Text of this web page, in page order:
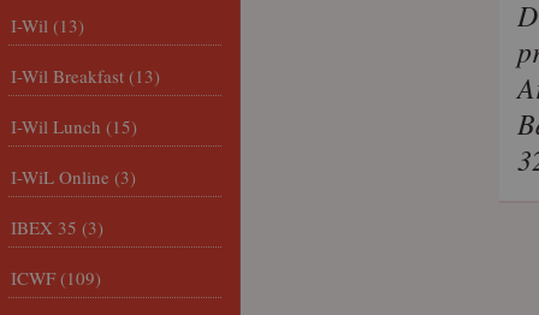
I-Wil (13)
I-Wil Breakfast (13)
I-Wil Lunch (15)
I-WiL Online (3)
IBEX 35 (3)
ICWF (109)